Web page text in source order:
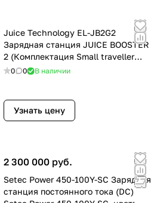
Juice Technology EL-JB2G2
Зарядная станция JUICE BOOSTER
2 (Комплектация Small traveller
package) EL-JB2G2, цвет: Антрацит,
0 0 В наличии
Узнать цену
2 300 000 руб.
Setec Power 450-100Y-SC Зарядная
станция постоянного тока (DC)